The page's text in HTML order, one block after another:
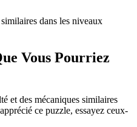
dans les niveaux
Vous Pourriez
et des mécaniques similaires
ce puzzle, essayez ceux-